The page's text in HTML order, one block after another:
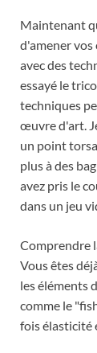
Maintenant
d'amener
avec des
essayé le
techniques
œuvre d'art.
un point
plus à des
avez pris le
dans un jeu
Comprendre
Vous êtes
les éléments
comme le
fois élasticité